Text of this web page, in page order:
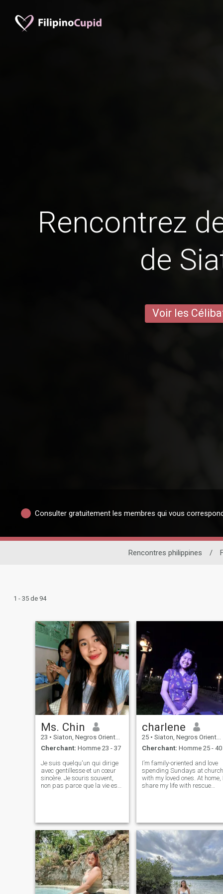
Rencontrez
de
Voir les
Consulter gratuitement les membres qui vous
Rencontres philippines /
1 - 35 de 94
Ms. Chin
23 • Siaton, Negros Oriental, Philippines
Cherchant: Homme 23 - 37
Je suis quelqu'un qui dirige
avec gentillesse et un cœur
sincère. Je souris souvent,
non pas parce que la vie est
simples, et la beauté de la
vie quotidienne. J'aime les
endroits paisibles, surtout la
plage, et j'aime regarder les
étoiles, ça me calme et me
rappelle à quel point la vie
peut être belle dans ses
J'apprécie les conversations
profondes, les rires qui
viennent naturellement et les
charlene
25 • Siaton, Negros Oriental, Philippines
Cherchant: Homme 25 - 40
I’m family-oriented and love
spending Sundays at church
with my loved ones. At home, I
share my life with rescue
outdoors. Friends describe
me as